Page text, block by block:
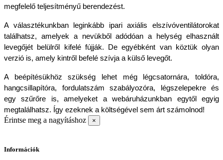
megfelelő teljesítményű berendezést.
A választékunkban leginkább ipari axiális elszívóventilátorokat
találhatsz, amelyek a nevükből adódóan a helység elhasznált
levegőjét belülről kifelé fújják. De egyébként van köztük olyan
verzió is, amely kintről befelé szívja a külső levegőt.
A beépítésükhöz szükség lehet még légcsatornára, toldóra,
hangcsillapítóra, fordulatszám szabályozóra, légszelepekre és
egy szűrőre is, amelyeket a webáruházunkban egytől egyig
megtalálhatsz. Így ezeknek a költségével sem árt számolnod!
Érintse meg a nagyításhoz ×
Információk